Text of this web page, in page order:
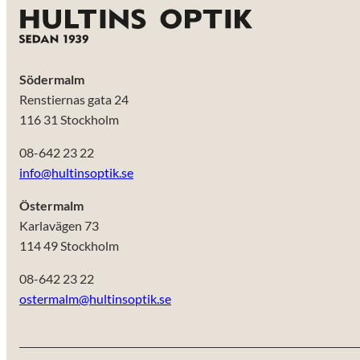
Södermalm
Renstiernas gata 24
116 31 Stockholm
08-642 23 22
info@hultinsoptik.se
Östermalm
Karlavägen 73
114 49 Stockholm
08-642 23 22
ostermalm@hultinsoptik.se
går inte att